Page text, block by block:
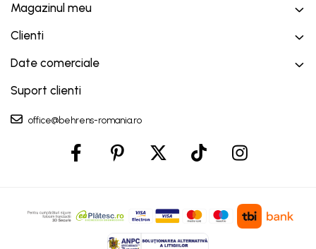
Magazinul meu
Clienti
Date comerciale
Suport clienti
office@behrens-romania.ro